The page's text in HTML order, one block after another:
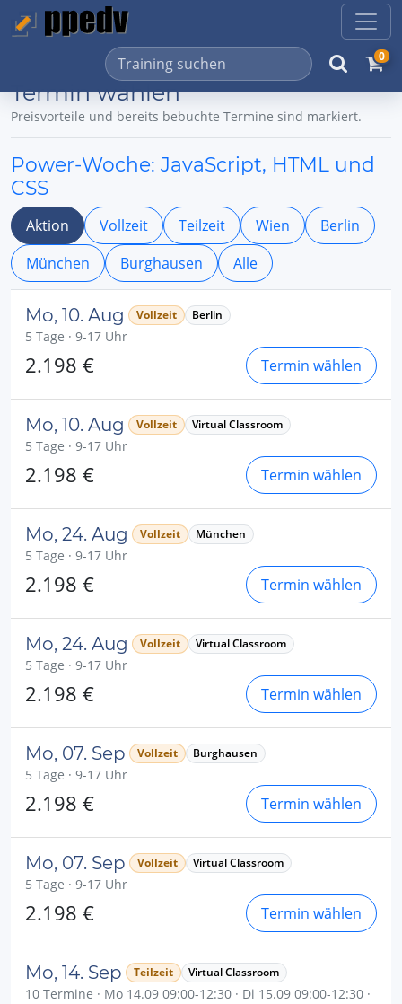
0
Termin wählen
Preisvorteile und bereits bebuchte Termine sind markiert.
Power-Woche: JavaScript, HTML und
CSS
Aktion Vollzeit Teilzeit Wien
Berlin
München
Burghausen Alle
Mo, 10. Aug Vollzeit Berlin
5 Tage · 9-17 Uhr
2.198 € Termin wählen
Mo, 10. Aug Vollzeit Virtual Classroom
5 Tage · 9-17 Uhr
2.198 € Termin wählen
Mo, 24. Aug Vollzeit München
5 Tage · 9-17 Uhr
2.198 € Termin wählen
Mo, 24. Aug Vollzeit Virtual Classroom
5 Tage · 9-17 Uhr
2.198 € Termin wählen
Mo, 07. Sep Vollzeit Burghausen
5 Tage · 9-17 Uhr
2.198 € Termin wählen
Mo, 07. Sep Vollzeit Virtual Classroom
5 Tage · 9-17 Uhr
2.198 € Termin wählen
Mo, 14. Sep Teilzeit Virtual Classroom
10 Termine · Mo 14.09 09:00-12:30 · Di 15.09 09:00-12:30 ·